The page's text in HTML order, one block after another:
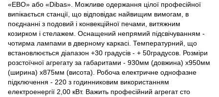
«EBO» або «Dibas». Можливе одержання цілої професійної
випікається станції, що відповідає найвищим вимогам, в
поєднанні з подовий і конвекційної печами, витяжним
козирком і стелажем. Оснащений непрямий підсвічуванням -
чотирма лампами в дверному каркасі. Температурний, що
встановлюється діапазон +30 градусів - + 50градусов. Розміри
розстоїчної агрегату за габаритами - 930мм (довжина) x950мм
(ширина) x875мм (висота). Робоча електричне однофазне
підключення - 220 з годинниковим використанням
електроенергії 2,00 кВт. Важить професійний агрегат сто